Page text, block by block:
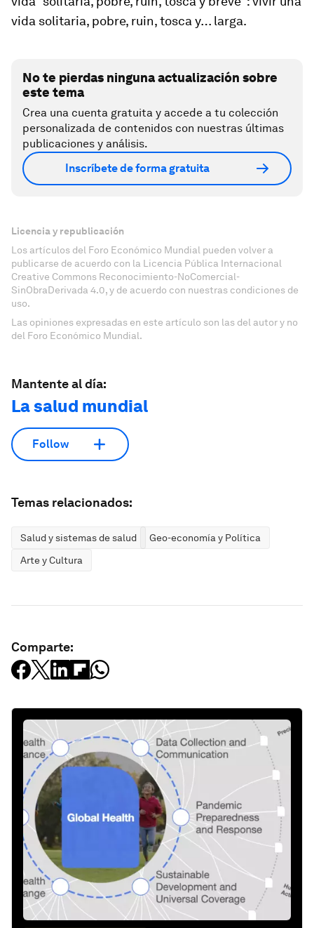
vida solitaria, pobre, ruin, tosca y… larga.
No te pierdas ninguna actualización sobre
este tema
Crea una cuenta gratuita y accede a tu colección
personalizada de contenidos con nuestras últimas
publicaciones y análisis.
Inscríbete de forma gratuita
Licencia y republicación
Los artículos del Foro Económico Mundial pueden volver a
publicarse de acuerdo con la Licencia Pública Internacional
Creative Commons Reconocimiento-NoComercial-
SinObraDerivada 4.0, y de acuerdo con nuestras condiciones de
uso.
Las opiniones expresadas en este artículo son las del autor y no
del Foro Económico Mundial.
Mantente al día:
La salud mundial
Follow
Temas relacionados:
Salud y sistemas de salud
Geo-economía y Política
Arte y Cultura
Comparte: